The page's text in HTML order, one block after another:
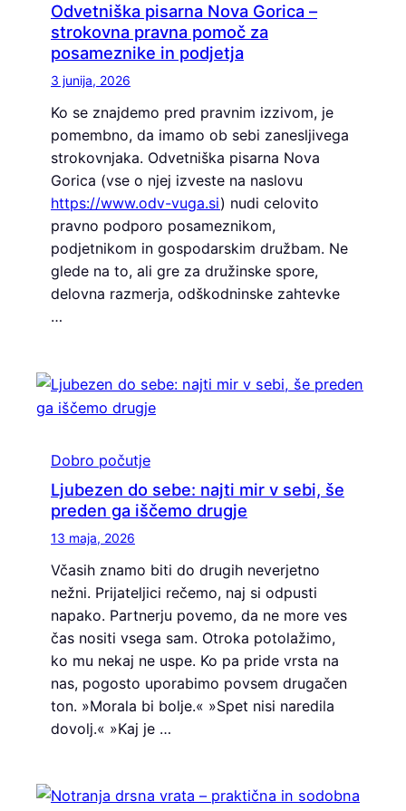
Odvetniška pisarna Nova Gorica –
strokovna pravna pomoč za
posameznike in podjetja
3 junija, 2026
Ko se znajdemo pred pravnim izzivom, je
pomembno, da imamo ob sebi zanesljivega
strokovnjaka. Odvetniška pisarna Nova
Gorica (vse o njej izveste na naslovu
https://www.odv-vuga.si) nudi celovito
pravno podporo posameznikom,
podjetnikom in gospodarskim družbam. Ne
glede na to, ali gre za družinske spore,
delovna razmerja, odškodninske zahtevke
…
Dobro počutje
Ljubezen do sebe: najti mir v sebi, še
preden ga iščemo drugje
13 maja, 2026
Včasih znamo biti do drugih neverjetno
nežni. Prijateljici rečemo, naj si odpusti
napako. Partnerju povemo, da ne more ves
čas nositi vsega sam. Otroka potolažimo,
ko mu nekaj ne uspe. Ko pa pride vrsta na
nas, pogosto uporabimo povsem drugačen
ton. »Morala bi bolje.« »Spet nisi naredila
dovolj.« »Kaj je …